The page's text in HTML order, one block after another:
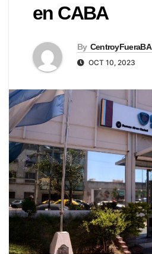
en CABA
By CentroyFueraBA
OCT 10, 2023